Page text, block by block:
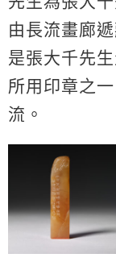
由長流畫廊
是張大千先
所用印章之
流。